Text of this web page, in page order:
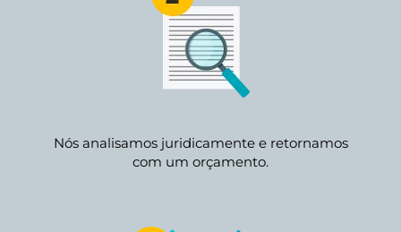
Nós analisamos juridicamente e retornamos
com um orçamento.